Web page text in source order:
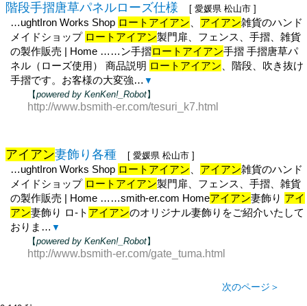
階段手摺唐草パネルローズ仕様 [ 愛媛県 松山市 ]
…ughtIron Works Shop ロートアイアン アイアン雑貨のハンド
メイドショップ ロートアイアン製門扉、フェンス、手摺、雑貨
の製作販売 | Home ……ン手摺ロートアイアン手摺 手摺唐草パ
ネル（ローズ使用） 商品説明 ロートアイアン 、階段、吹き抜け
手摺です。お客様の大変強… ▼
【powered by KenKen!_Robot】
http://www.bsmith-er.com/tesuri_k7.html
アイアン妻飾り各種 [ 愛媛県 松山市 ]
…ughtIron Works Shop ロートアイアン アイアン雑貨のハンド
メイドショップ ロートアイアン製門扉、フェンス、手摺、雑貨
の製作販売 | Home ……smith-er.com Homeアイアン妻飾り アイ
アン妻飾り ロ-ト アイアンのオリジナル妻飾りをご紹介いたして
おりま… ▼
【powered by KenKen!_Robot】
http://www.bsmith-er.com/gate_tuma.html
次のページ＞